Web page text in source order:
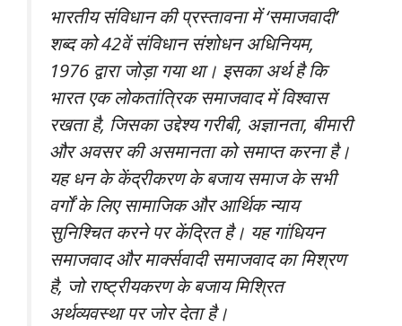
भारतीय संविधान की प्रस्तावना में ‘समाजवादी’
शब्द को 42वें संविधान संशोधन अधिनियम,
1976 द्वारा जोड़ा गया था। इसका अर्थ है कि
भारत एक लोकतांत्रिक समाजवाद में विश्वास
रखता है, जिसका उद्देश्य गरीबी, अज्ञानता, बीमारी
और अवसर की असमानता को समाप्त करना है।
यह धन के केंद्रीकरण के बजाय समाज के सभी
वर्गों के लिए सामाजिक और आर्थिक न्याय
सुनिश्चित करने पर केंद्रित है। यह गांधियन
समाजवाद और मार्क्सवादी समाजवाद का मिश्रण
है, जो राष्ट्रीयकरण के बजाय मिश्रित
अर्थव्यवस्था पर जोर देता है।